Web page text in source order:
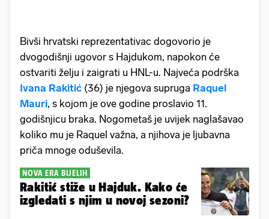
Bivši hrvatski reprezentativac dogovorio je
dvogodišnji ugovor s Hajdukom, napokon će
ostvariti želju i zaigrati u HNL-u. Najveća podrška
Ivana Rakitić (36) je njegova supruga Raquel
Mauri, s kojom je ove godine proslavio 11.
godišnjicu braka. Nogometaš je uvijek naglašavao
koliko mu je Raquel važna, a njihova je ljubavna
priča mnoge oduševila.
NOVA ERA BIJELIH
Rakitić stiže u Hajduk. Kako će
izgledati s njim u novoj sezoni?